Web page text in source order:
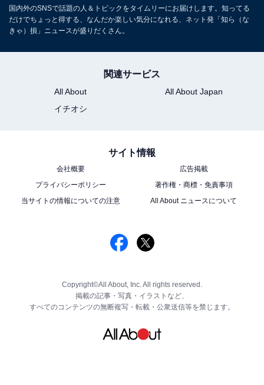
国内外のSNSで話題の人＆トピックをタイムリーにお届けします。知ってる
だけでちょっと得する、なんだか楽しい気分になれる、ネット発「知ら（な
きゃ）損」ニュースが盛りだくさん。
関連サービス
All About
All About Japan
イチオシ
サイト情報
会社概要
広告掲載
プライバシーポリシー
著作権・商標・免責事項
当サイトの情報についての注意
All About ニュースについて
Copyright©All About, Inc. All rights reserved.
掲載の記事・写真・イラストなど、
すべてのコンテンツの無断複写・転載・公衆送信等を禁じます。